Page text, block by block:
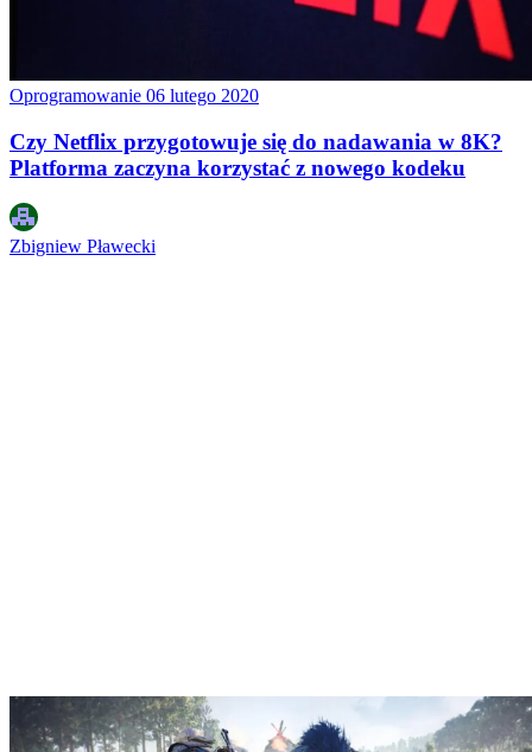
Oprogramowanie 06 lutego 2020
Czy Netflix przygotowuje się do nadawania w 8K?
Platforma zaczyna korzystać z nowego kodeku
Zbigniew Pławecki